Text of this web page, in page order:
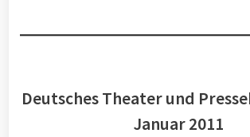
Deutsches Theater und
Januar 2011